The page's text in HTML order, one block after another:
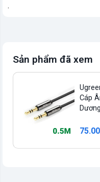
.
Sản phẩm đã xem
Cáp